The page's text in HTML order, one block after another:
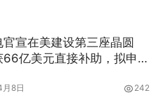
官宣在美建设第三座晶圆
66亿美元直接补助，拟申请
8日 242